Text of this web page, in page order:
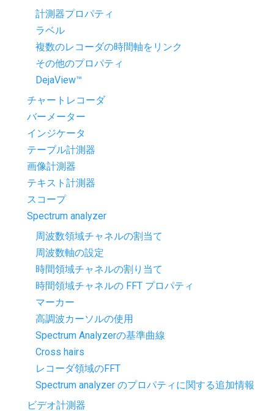
計測器プロパティ
ラベル
複数のレコーダの時間軸をリンク
その他のプロパティ
DejaView™
チャートレコーダ
バーメーター
インジケータ
テーブル計測器
画像計測器
テキスト計測器
スコープ
Spectrum analyzer
周波数領域チャネルの割当て
周波数軸の設定
時間領域チャネルの割り当て
時間領域チャネルの FFT プロパティ
マーカー
高調波カーソルの使用
Spectrum Analyzerの基準曲線
Cross hairs
レコーダ領域のFFT
Spectrum analyzer のプロパティに関する追加情報
ビデオ計測器